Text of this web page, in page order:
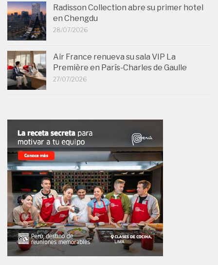
Radisson Collection abre su primer hotel
en Chengdu
28/07/2026
Air France renueva su sala VIP La
Première en París-Charles de Gaulle
27/07/2026